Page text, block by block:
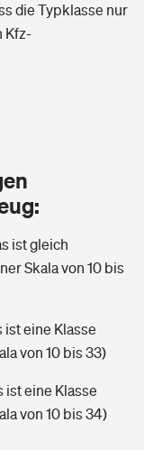
die Typklasse nur
Kfz-
ist gleich
Skala von 10 bis
ist eine Klasse
von 10 bis 33)
ist eine Klasse
von 10 bis 34)